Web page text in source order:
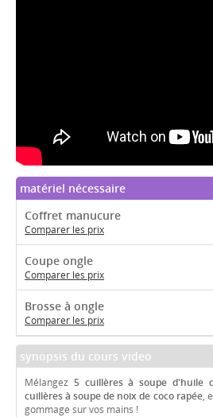
matériel nécessaire
Coffret manucure
Comparer les prix
Coupe ongle
Comparer les prix
Brosse à ongle
Comparer les prix
synopsis du cours video
Mélangez 5 cuillères à soupe d'huile
cuillères à soupe de noix de coco rapée,
gommage sur vos mains !